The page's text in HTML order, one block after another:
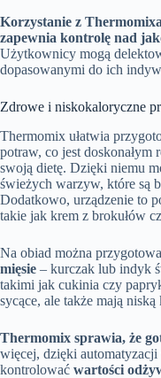
Korzystanie z
zapewnia kontrolę nad
Użytkownicy mogą
dopasowanymi do ich
Zdrowe i niskokaloryczne
Thermomix ułatwia
potraw, co jest
swoją dietę. Dzięki niemu
świeżych warzyw, które są
Dodatkowo, urządzenie to
takie jak krem z brokułów
Na obiad można
mięsie – kurczak lub indyk
takimi jak cukinia czy
sycące, ale także mają
Thermomix sprawia, że
więcej, dzięki
kontrolować wartości